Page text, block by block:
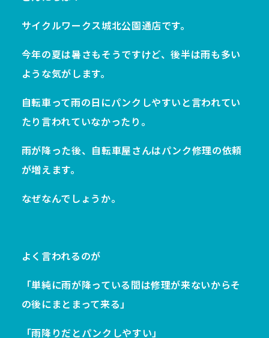
サイクルワークス城北公園通店です。
今年の夏は暑さもそうですけど、後半は雨も多い
ような気がします。
自転車って雨の日にパンクしやすいと言われてい
たり言われていなかったり。
雨が降った後、自転車屋さんはパンク修理の依頼
が増えます。
なぜなんでしょうか。
よく言われるのが
「単純に雨が降っている間は修理が来ないからそ
の後にまとまって来る」
「雨降りだとパンクしやすい」